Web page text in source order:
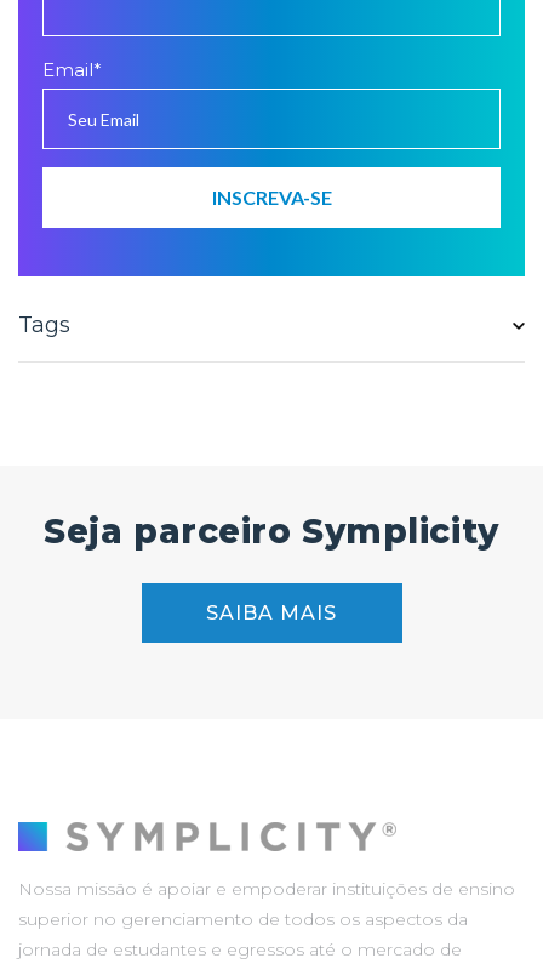
Email*
Tags
Seja parceiro Symplicity
SAIBA MAIS
Nossa missão é apoiar e empoderar instituições de ensino
superior no gerenciamento de todos os aspectos da
jornada de estudantes e egressos até o mercado de